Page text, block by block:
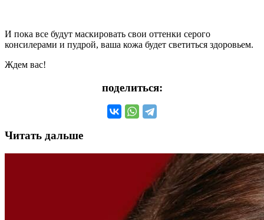
И пока все будут маскировать свои оттенки серого
консилерами и пудрой, ваша кожа будет светиться здоровьем.
Ждем вас!
поделиться:
Читать дальше